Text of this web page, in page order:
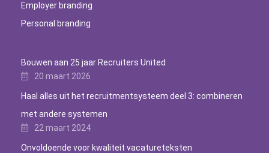
Employer branding
Personal branding
Bouwen aan 25 jaar Recruiters United
20 maart 2026
Haal alles uit het recruitmentsysteem deel 3: combineren
met andere systemen
22 maart 2024
Onvoldoende voor kwaliteit vacatureteksten